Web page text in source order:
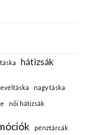
hátizsák
levéltáska nagy táska
női hátizsák
pénztárcák